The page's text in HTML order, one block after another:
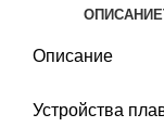
ОПИСАНИЕ
Описание
Устройства